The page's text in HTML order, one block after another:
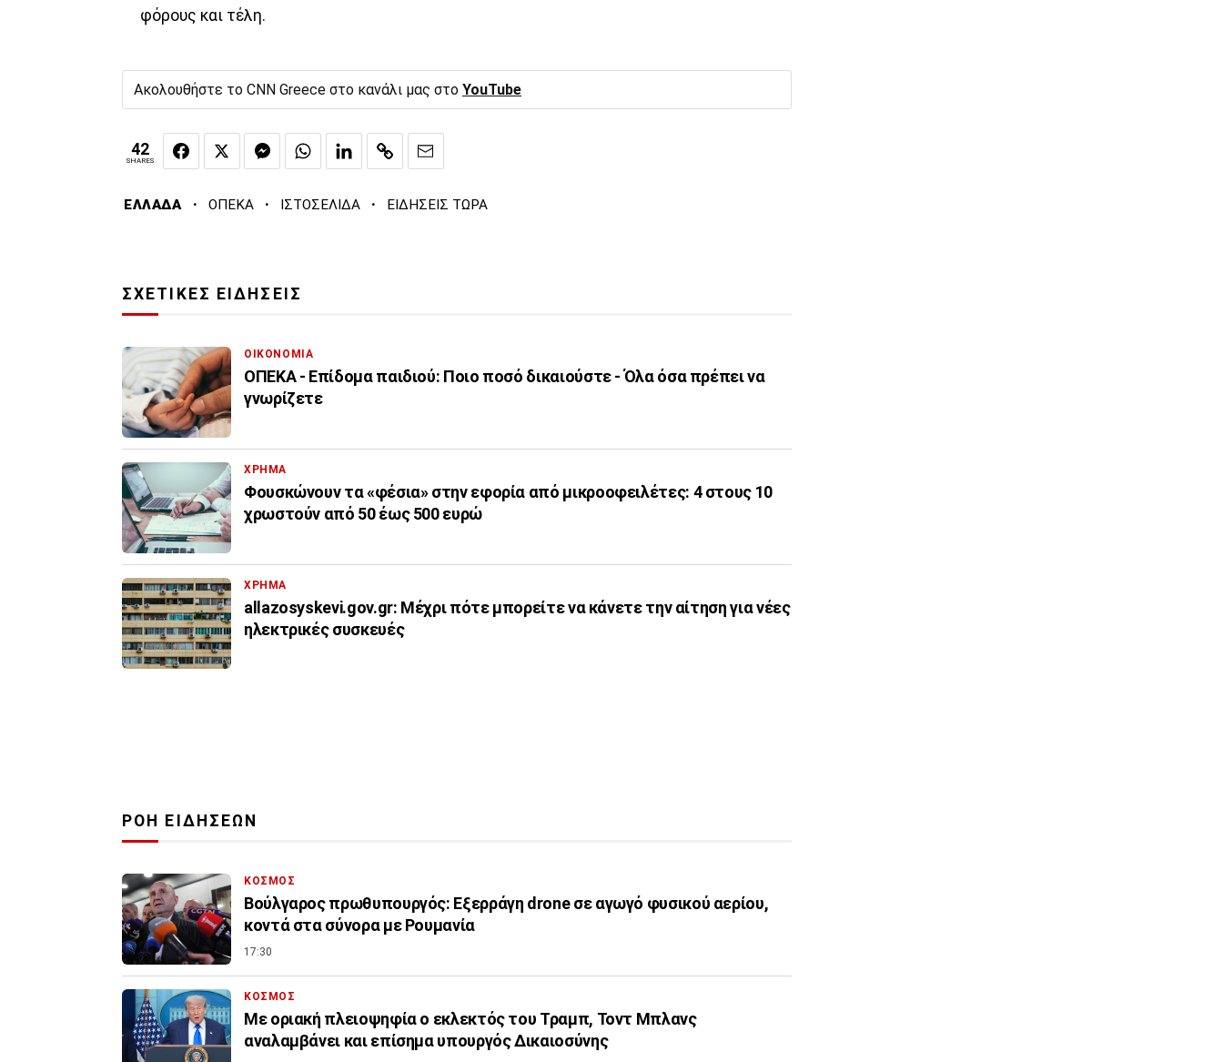
φόρους και τέλη.
Ακολουθήστε το CNN Greece στο κανάλι μας στο YouTube
42
SHARES
ΕΛΛΑΔΑ · ΟΠΕΚΑ · ΙΣΤΟΣΕΛΙΔΑ · ΕΙΔΗΣΕΙΣ ΤΩΡΑ
ΣΧΕΤΙΚΕΣ ΕΙΔΗΣΕΙΣ
ΟΙΚΟΝΟΜΙΑ
ΟΠΕΚΑ - Επίδομα παιδιού: Ποιο ποσό δικαιούστε - Όλα όσα πρέπει να
γνωρίζετε
ΧΡΗΜΑ
Φουσκώνουν τα «φέσια» στην εφορία από μικροοφειλέτες: 4 στους 10
χρωστούν από 50 έως 500 ευρώ
ΧΡΗΜΑ
allazosyskevi.gov.gr: Μέχρι πότε μπορείτε να κάνετε την αίτηση για νέες
ηλεκτρικές συσκευές
ΡΟΗ ΕΙΔΗΣΕΩΝ
ΚΟΣΜΟΣ
Βούλγαρος πρωθυπουργός: Εξερράγη drone σε αγωγό φυσικού αερίου,
κοντά στα σύνορα με Ρουμανία
17:30
ΚΟΣΜΟΣ
Με οριακή πλειοψηφία ο εκλεκτός του Τραμπ, Τοντ Μπλανς
αναλαμβάνει και επίσημα υπουργός Δικαιοσύνης